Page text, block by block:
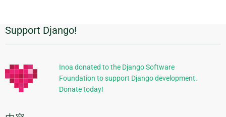
附
加
信
息
Support Django!
Inoa donated to the Django Software
Foundation to support Django development.
Donate today!